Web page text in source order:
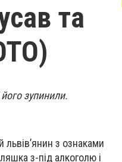
та
зупинили.
львів’янин з ознаками
з-під алкоголю і